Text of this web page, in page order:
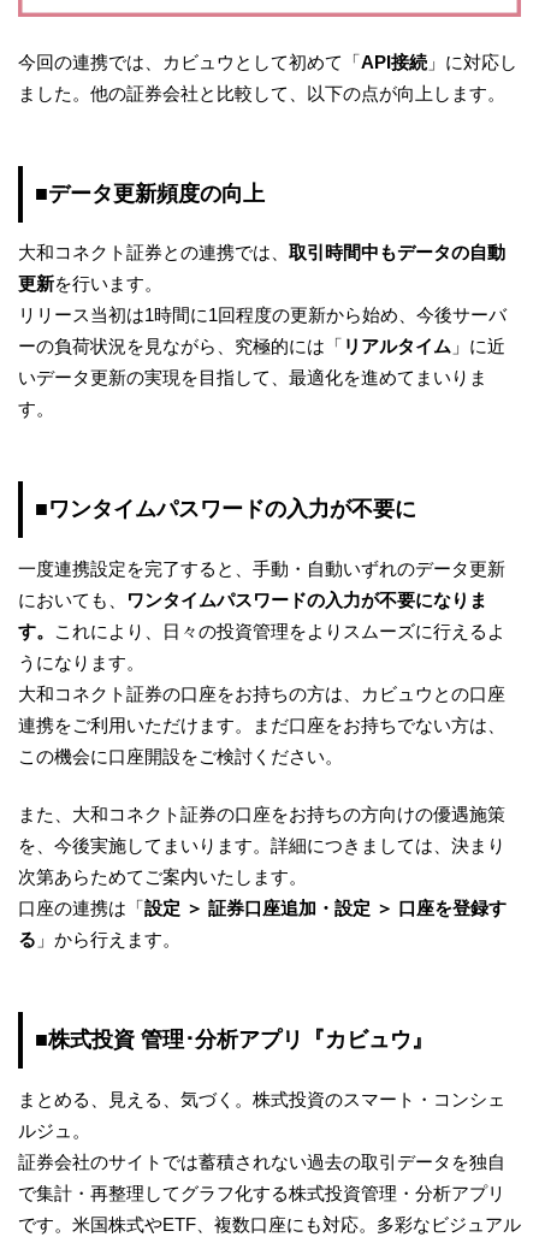
今回の連携では、カビュウとして初めて「API接続 」に対応し
ました。他の証券会社と比較して、以下の点が向上します。
■データ更新頻度の向上
大和コネクト証券との連携では、 取引時間中もデータの自動
更新を行います。
リリース当初は1時間に1回程度の更新から始め、今後サーバ
ーの負荷状況を見ながら、究極的には「 リアルタイム 」に近
いデータ更新の実現を目指して、最適化を進めてまいりま
す。
■ワンタイムパスワードの入力が不要に
一度連携設定を完了すると、手動・自動いずれのデータ更新
においても、
ワンタイムパスワードの入力が不要になりま
す。
これにより、日々の投資管理をよりスムーズに行えるよ
うになります。
大和コネクト証券の口座をお持ちの方は、カビュウとの口座
連携をご利用いただけます。まだ口座をお持ちでない方は、
この機会に口座開設をご検討ください。
また、大和コネクト証券の口座をお持ちの方向けの優遇施策
を、今後実施してまいります。詳細につきましては、決まり
次第あらためてご案内いたします。
口座の連携は「設定 ＞ 証券口座追加・設定 ＞ 口座を登録す
る 」から行えます。
■株式投資 管理･分析アプリ『カビュウ』
まとめる、見える、気づく。株式投資のスマート・コンシェ
ルジュ。
証券会社のサイトでは蓄積されない過去の取引データを独自
で集計・再整理してグラフ化する株式投資管理・分析アプリ
です。米国株式やETF、複数口座にも対応。多彩なビジュアル